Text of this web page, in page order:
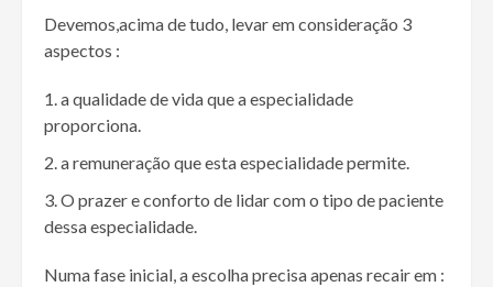
Devemos,acima de tudo, levar em consideração 3
aspectos :
a qualidade de vida que a especialidade
proporciona.
a remuneração que esta especialidade permite.
O prazer e conforto de lidar com o tipo de paciente
dessa especialidade.
Numa fase inicial, a escolha precisa apenas recair em :